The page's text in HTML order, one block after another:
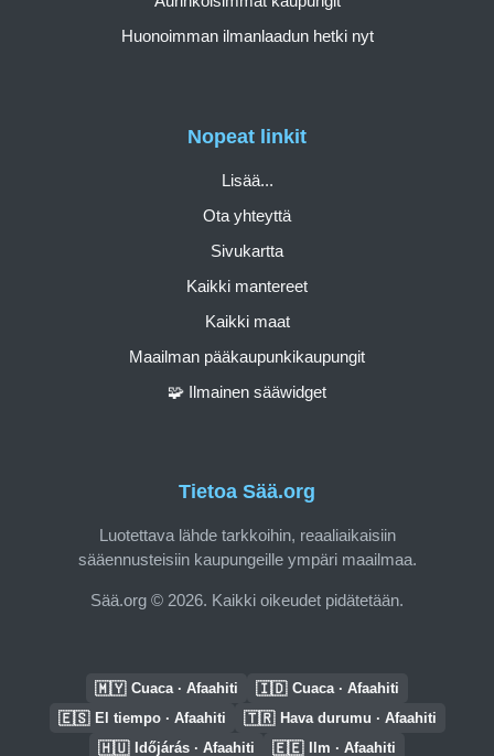
Tietoa Sää.org
Luotettava lähde tarkkoihin, reaaliaikaisiin
sääennusteisiin kaupungeille ympäri maailmaa.
Sää.org © 2026. Kaikki oikeudet pidätetään.
Nopeat linkit
Lisää...
Ota yhteyttä
Sivukartta
Kaikki mantereet
Kaikki maat
Maailman pääkaupunkikaupungit
🧩 Ilmainen sääwidget
Huonoimman ilmanlaadun hetki nyt
🇲🇾 Cuaca · Afaahiti 🇮🇩 Cuaca · Afaahiti
🇪🇸 El tiempo · Afaahiti 🇹🇷 Hava durumu · Afaahiti
🇭🇺 Időjárás · Afaahiti 🇪🇪 Ilm · Afaahiti